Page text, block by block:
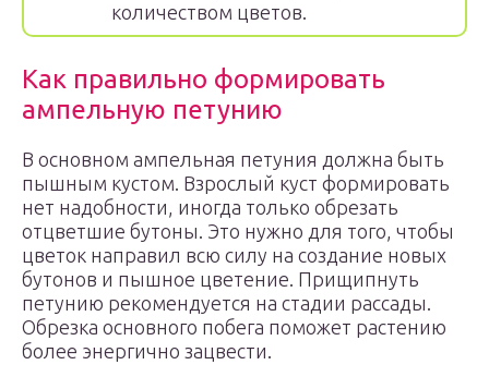
количеством цветов.
Как правильно формировать
ампельную петунию
В основном ампельная петуния должна быть
пышным кустом. Взрослый куст формировать
нет надобности, иногда только обрезать
отцветшие бутоны. Это нужно для того, чтобы
цветок направил всю силу на создание новых
бутонов и пышное цветение. Прищипнуть
петунию рекомендуется на стадии рассады.
Обрезка основного побега поможет растению
более энергично зацвести.